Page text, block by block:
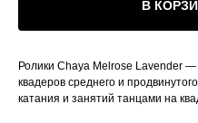
В
Ролики Chaya Melrose Lavender
квадеров среднего и
катания и занятий танцами на